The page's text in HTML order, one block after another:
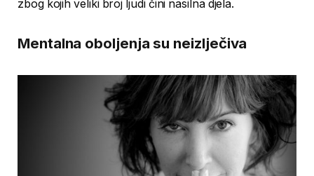
zbog kojih veliki broj ljudi čini nasilna djela.
Mentalna oboljenja su neizlječiva